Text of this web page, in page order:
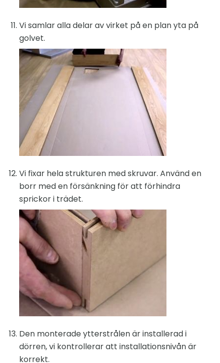
Vi samlar alla delar av virket på en plan yta på
golvet.
Vi fixar hela strukturen med skruvar. Använd en
borr med en försänkning för att förhindra
sprickor i trädet.
Den monterade ytterstrålen är installerad i
dörren, vi kontrollerar att installationsnivån är
korrekt.